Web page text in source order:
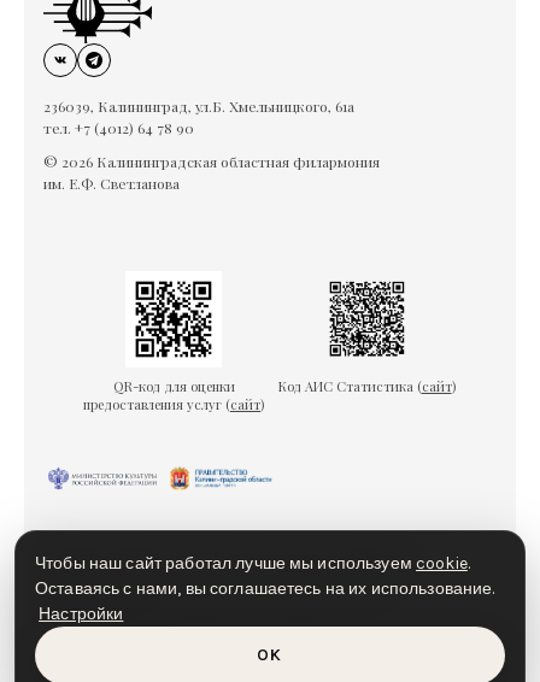
236039, Калининград, ул.Б. Хмельницкого, 61а
тел. +7 (4012) 64 78 90
© 2026 Калининградская областная филармония
им. Е.Ф. Светланова
QR-код для оценки
предоставления услуг (сайт)
Код АИС Статистика (сайт)
Гарантии безопасности
Пользовательское соглашение
Политика конфиденциальности
Политика cookies
Доступная среда
Чтобы наш сайт работал лучше мы используемcookie.
Оставаясь с нами, вы соглашаетесь на их использование.
Настройки
OK